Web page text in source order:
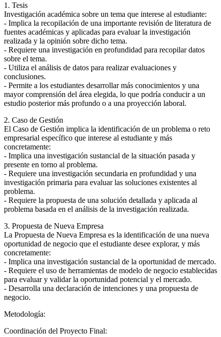
1. Tesis
Investigación académica sobre un tema que interese al estudiante:
- Implica la recopilación de una importante revisión de literatura de
fuentes académicas y aplicadas para evaluar la investigación
realizada y la opinión sobre dicho tema.
- Requiere una investigación en profundidad para recopilar datos
sobre el tema.
- Utiliza el análisis de datos para realizar evaluaciones y
conclusiones.
- Permite a los estudiantes desarrollar más conocimientos y una
mayor comprensión del área elegida, lo que podría conducir a un
estudio posterior más profundo o a una proyección laboral.
2. Caso de Gestión
El Caso de Gestión implica la identificación de un problema o reto
empresarial específico que interese al estudiante y más
concretamente:
- Implica una investigación sustancial de la situación pasada y
presente en torno al problema.
- Requiere una investigación secundaria en profundidad y una
investigación primaria para evaluar las soluciones existentes al
problema.
- Requiere la propuesta de una solución detallada y aplicada al
problema basada en el análisis de la investigación realizada.
3. Propuesta de Nueva Empresa
La Propuesta de Nueva Empresa es la identificación de una nueva
oportunidad de negocio que el estudiante desee explorar, y más
concretamente:
- Implica una investigación sustancial de la oportunidad de mercado.
- Requiere el uso de herramientas de modelo de negocio establecidas
para evaluar y validar la oportunidad potencial y el mercado.
- Desarrolla una declaración de intenciones y una propuesta de
negocio.
Metodología:
Coordinación del Proyecto Final: